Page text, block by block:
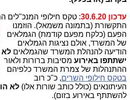
עדכון 30.6.20
: טקס חילופי המנכ"לים
התקשורת (בתמונה משמאל). הוזמנו
הפעם (כלקח מפעם קודמת) הגמלאים
של המשרד, אולם נציגות הגמלאים
הודיעה להנהלת המשרד שהגמלאים לא
ישתתפו באירוע מסיבות ברורות ולאור
ההתנהלות של צמרת המשרד כלפיהם
בטקס חילופי השרים, כ"כ רוב
העיתונאים (כולל כותב שורות אלו) לא
להשתתף באירוע בזום).